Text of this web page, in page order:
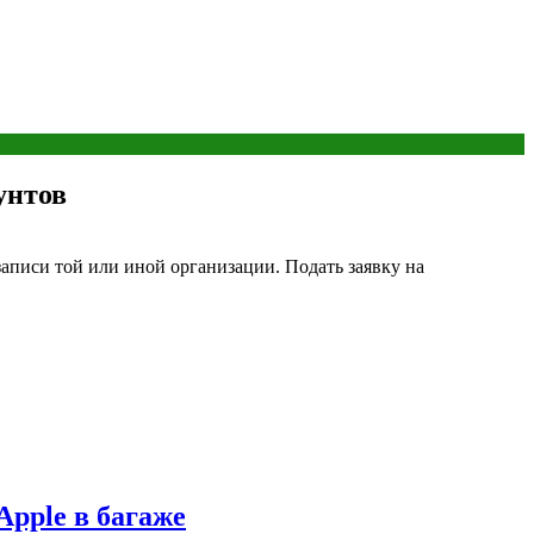
той или иной организации. Подать заявку на
в багаже